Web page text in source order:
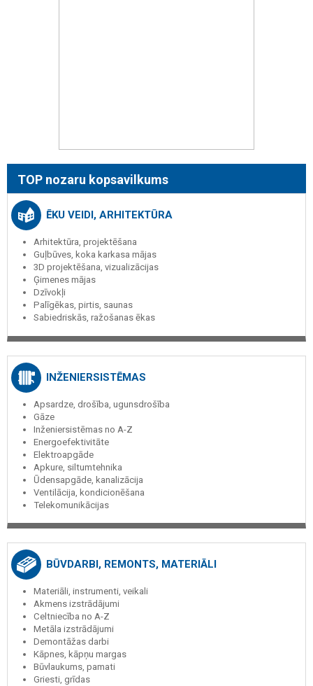
TOP nozaru kopsavilkums
ĒKU VEIDI, ARHITEKTŪRA
Arhitektūra, projektēšana
Guļbūves, koka karkasa mājas
3D projektēšana, vizualizācijas
Ģimenes mājas
Dzīvokļi
Palīgēkas, pirtis, saunas
Sabiedriskās, ražošanas ēkas
INŽENIERSISTĒMAS
Apsardze, drošība, ugunsdrošība
Gāze
Inženiersistēmas no A-Z
Energoefektivitāte
Elektroapgāde
Apkure, siltumtehnika
Ūdensapgāde, kanalizācija
Ventilācija, kondicionēšana
Telekomunikācijas
BŪVDARBI, REMONTS, MATERIĀLI
Materiāli, instrumenti, veikali
Akmens izstrādājumi
Celtniecība no A-Z
Metāla izstrādājumi
Demontāžas darbi
Kāpnes, kāpņu margas
Būvlaukums, pamati
Griesti, grīdas